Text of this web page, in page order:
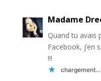
Madame
Quand tu avais
Facebook, j’en
!!!
chargement…